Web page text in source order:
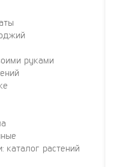
руками
каталог растений